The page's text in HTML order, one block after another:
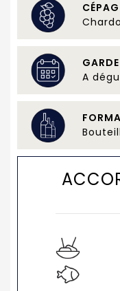
GARDE
A